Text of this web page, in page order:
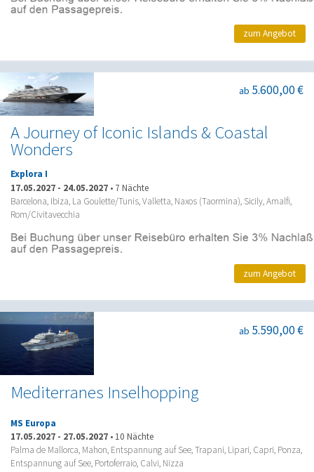
zum Angebot
A Journey of Iconic Islands & Coastal
Wonders
ab 5.600,00 €
Explora I
17.05.2027 - 24.05.2027 • 7 Nächte
Barcelona, Ibiza, La Goulette/Tunis, Valletta, Naxos (Taormina), Sicily, Amalfi,
Rom/Civitavecchia
zum Angebot
Mediterranes Inselhopping
ab 5.590,00 €
MS Europa
17.05.2027 - 27.05.2027 • 10 Nächte
Palma de Mallorca, Mahon, Entspannung auf See, Trapani, Lipari, Capri, Ponza,
Entspannung auf See, Portoferraio, Calvi, Nizza